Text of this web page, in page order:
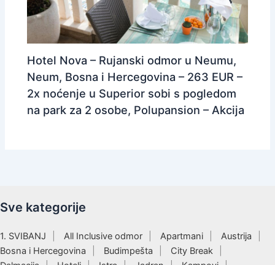
Hotel Nova – Rujanski odmor u Neumu,
Neum, Bosna i Hercegovina – 263 EUR –
2x noćenje u Superior sobi s pogledom
na park za 2 osobe, Polupansion – Akcija
Sve kategorije
1. SVIBANJ All Inclusive odmor Apartmani
Austrija
Bosna i Hercegovina
Budimpešta
City Break